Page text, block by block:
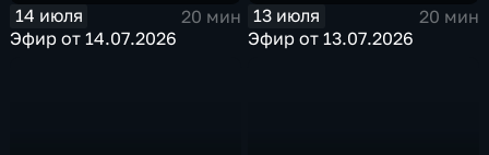
14 июля
20 мин
Эфир от 14.07.2026
13 июля
20 мин
Эфир от 13.07.2026